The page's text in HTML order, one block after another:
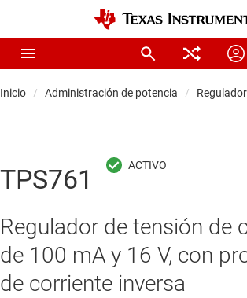
Inicio Administración de potencia
TPS761
Regulador de tensión de
de 100 mA y 16 V, con
de corriente inversa